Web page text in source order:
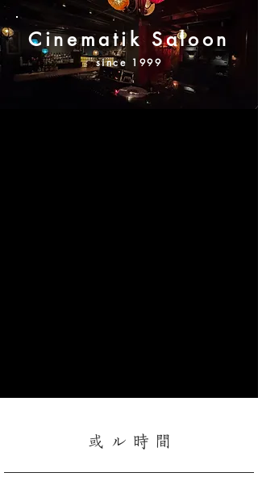
Cinematik Saloon
since 1999
​或 ル 時 間